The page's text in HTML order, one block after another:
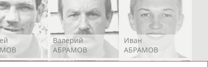
Валерий
АБРАМОВ
Иван
АБРАМОВ